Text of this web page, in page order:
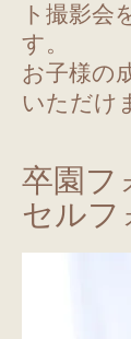
ト撮影会
す。
お子様の
いただけ
卒園フ
セルフ